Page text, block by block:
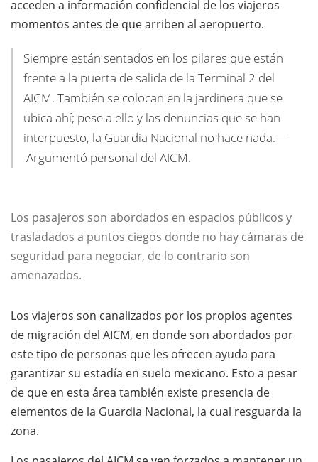
acceden a información confidencial de los viajeros
momentos antes de que arriben al aeropuerto.
Siempre están sentados en los pilares que están
frente a la puerta de salida de la Terminal 2 del
AICM. También se colocan en la jardinera que se
ubica ahí; pese a ello y las denuncias que se han
interpuesto, la Guardia Nacional no hace nada.—
Argumentó personal del AICM.
Los pasajeros son abordados en espacios públicos y
trasladados a puntos ciegos donde no hay cámaras de
seguridad para negociar, de lo contrario son
amenazados.
Los viajeros son canalizados por los propios agentes
de migración del AICM, en donde son abordados por
este tipo de personas que les ofrecen ayuda para
garantizar su estadía en suelo mexicano. Esto a pesar
de que en esta área también existe presencia de
elementos de la Guardia Nacional, la cual resguarda la
zona.